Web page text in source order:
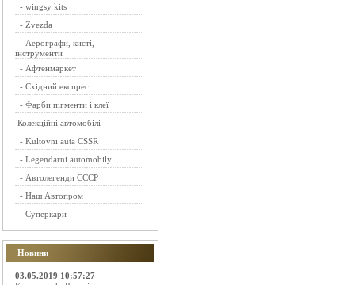
- wingsy kits
- Zvezda
- Аерографи, кисті,
інструменти
- Афтенмаркет
- Східний експрес
- Фарби пігменти і клеї
Колекційні автомобілі
- Kultovni auta CSSR
- Legendarni automobily
- Автолегенди СССР
- Наш Автопром
- Суперкари
Новини
03.05.2019 10:57:27